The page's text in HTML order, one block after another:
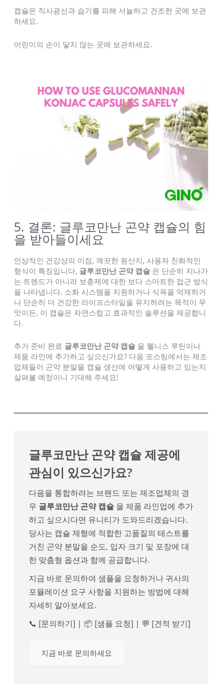
캡슐은 직사광선과 습기를 피해 서늘하고 건조한 곳에 보관
하세요.
어린이의 손이 닿지 않는 곳에 보관하세요.
5. 결론: 글루코만난 곤약 캡슐의 힘
을 받아들이세요
인상적인 건강상의 이점, 깨끗한 원산지, 사용자 친화적인
형식이 특징입니다, 글루코만난 곤약 캡슐 은 단순히 지나가
는 트렌드가 아니라 보충제에 대한 보다 스마트한 접근 방식
을 나타냅니다. 소화 시스템을 지원하거나 식욕을 억제하거
나 단순히 더 건강한 라이프스타일을 유지하려는 목적이 무
엇이든, 이 캡슐은 자연스럽고 효과적인 솔루션을 제공합니
다.
추가 준비 완료 글루코만난 곤약 캡슐 을 웰니스 루틴이나
제품 라인에 추가하고 싶으신가요? 다음 포스팅에서는 제조
업체들이 곤약 분말을 캡슐 생산에 어떻게 사용하고 있는지
살펴볼 예정이니 기대해 주세요!
글루코만난 곤약 캡슐 제공에
관심이 있으신가요?
다음을 통합하려는 브랜드 또는 제조업체의 경
우 글루코만난 곤약 캡슐 을 제품 라인업에 추가
하고 싶으시다면 유니티가 도와드리겠습니다.
당사는 캡슐 제형에 적합한 고품질의 테스트를
거친 곤약 분말을 순도, 입자 크기 및 포장에 대
한 맞춤형 옵션과 함께 공급합니다.
지금 바로 문의하여 샘플을 요청하거나 귀사의
포뮬레이션 요구 사항을 지원하는 방법에 대해
자세히 알아보세요.
📞 [문의하기] | 📦 [샘플 요청] | 💬 [견적 받기]
지금 바로 문의하세요